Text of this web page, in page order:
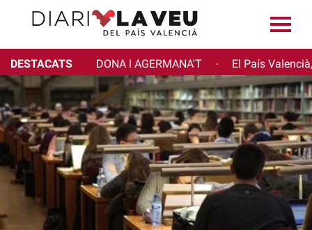
DESTACATS DONA I AGERMANA'T · El País